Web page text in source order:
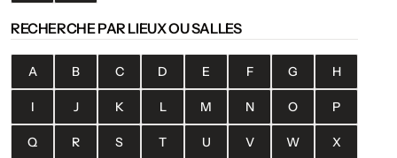
RECHERCHE PAR LIEUX OU SALLES
A B C D E F G H
I J K L M N O P
Q R S T U V W X